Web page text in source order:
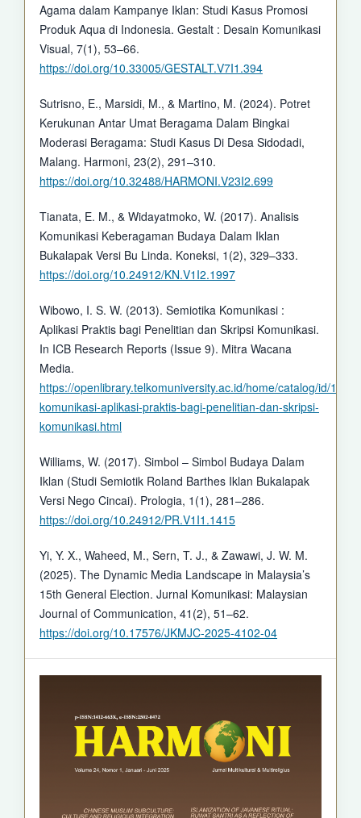
Agama dalam Kampanye Iklan: Studi Kasus Promosi
Produk Aqua di Indonesia. Gestalt : Desain Komunikasi
Visual, 7(1), 53–66.
https://doi.org/10.33005/GESTALT.V7I1.394
Sutrisno, E., Marsidi, M., & Martino, M. (2024). Potret
Kerukunan Antar Umat Beragama Dalam Bingkai
Moderasi Beragama: Studi Kasus Di Desa Sidodadi,
Malang. Harmoni, 23(2), 291–310.
https://doi.org/10.32488/HARMONI.V23I2.699
Tianata, E. M., & Widayatmoko, W. (2017). Analisis
Komunikasi Keberagaman Budaya Dalam Iklan
Bukalapak Versi Bu Linda. Koneksi, 1(2), 329–333.
https://doi.org/10.24912/KN.V1I2.1997
Wibowo, I. S. W. (2013). Semiotika Komunikasi :
Aplikasi Praktis bagi Penelitian dan Skripsi Komunikasi.
In ICB Research Reports (Issue 9). Mitra Wacana
Media.
https://openlibrary.telkomuniversity.ac.id/home/catalog/id/
komunikasi-aplikasi-praktis-bagi-penelitian-dan-skripsi-
komunikasi.html
Williams, W. (2017). Simbol – Simbol Budaya Dalam
Iklan (Studi Semiotik Roland Barthes Iklan Bukalapak
Versi Nego Cincai). Prologia, 1(1), 281–286.
https://doi.org/10.24912/PR.V1I1.1415
Yi, Y. X., Waheed, M., Sern, T. J., & Zawawi, J. W. M.
(2025). The Dynamic Media Landscape in Malaysia’s
15th General Election. Jurnal Komunikasi: Malaysian
Journal of Communication, 41(2), 51–62.
https://doi.org/10.17576/JKMJC-2025-4102-04